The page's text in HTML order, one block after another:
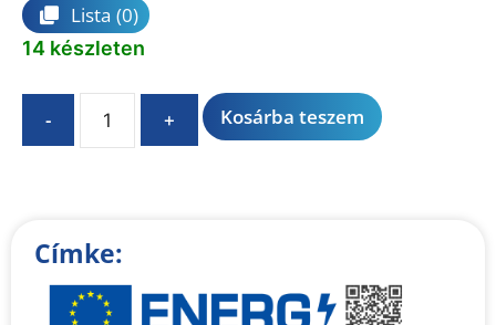
Lista (0)
14 készleten
- + Kosárba teszem
t
Címke: